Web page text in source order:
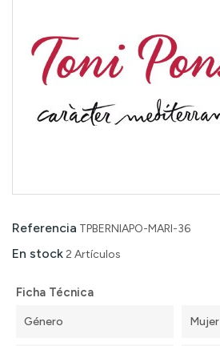
Referencia TPBERNIAPO-MARI-36
En stock 2 Artículos
Ficha Técnica
Género Mujer